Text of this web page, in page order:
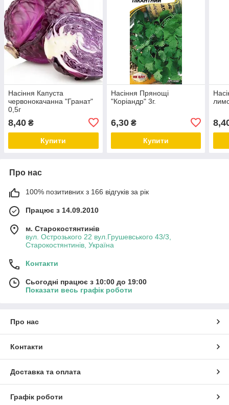
Насіння Капуста
червонокачанна "Гранат"
0,5г
8,40 ₴
Купити
Насіння Прянощі
"Коріандр" 3г.
6,30₴
Купити
Про нас
100% позитивних з 166 відгуків за рік
Працює з 14.09.2010
м. Старокостянтинів
вул. Острозького 22 вул.Грушевського 43/3,
Старокостянтинів, Україна
Контакти
Сьогодні працює з 10:00 до 19:00
Показати весь графік роботи
Про нас
Контакти
Доставка та оплата
Графік роботи